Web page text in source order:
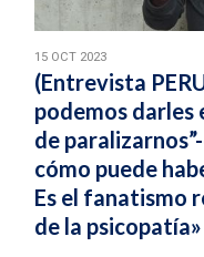
15 OCT 2023
(Entrevista
podemos
de
cómo puede
Es el fanatismo
de la psicopatía»